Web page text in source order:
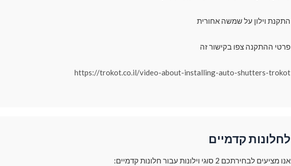
התקנת וילון על שמשה אחורית
פרטי ההתקנה צפו בקישור זה
https://trokot.co.il/video-about-installing-auto-shutters-trokot
לחלונות קדמיים
אנו מציעים לבחירתכם 2 סוגי וילונות עבור חלונות קדמיים: